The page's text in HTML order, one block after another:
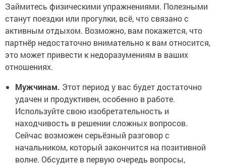
Займитесь физическими упражнениями. Полезными
станут поездки или прогулки, всё, что связано с
активным отдыхом. Возможно, вам покажется, что
партнёр недостаточно внимательно к вам относится,
это может привести к недоразумениям в ваших
отношениях.
Мужчинам. Этот период у вас будет достаточно
удачен и продуктивен, особенно в работе.
Используйте свою изобретательность и
находчивость в решении сложных вопросов.
Сейчас возможен серьёзный разговор с
начальником, который закончится на позитивной
волне. Обсудите в первую очередь вопросы,